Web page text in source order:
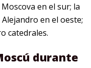
en el sur; la
Alejandro en el oeste;
catedrales.
durante